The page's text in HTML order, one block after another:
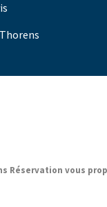
Réservation vous